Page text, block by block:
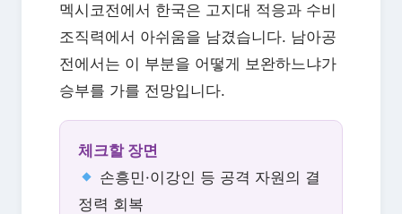
멕시코전에서 한국은 고지대 적응과 수비
조직력에서 아쉬움을 남겼습니다. 남아공
전에서는 이 부분을 어떻게 보완하느냐가
승부를 가를 전망입니다.
체크할 장면
손흥민·이강인 등 공격 자원의 결
정력 회복